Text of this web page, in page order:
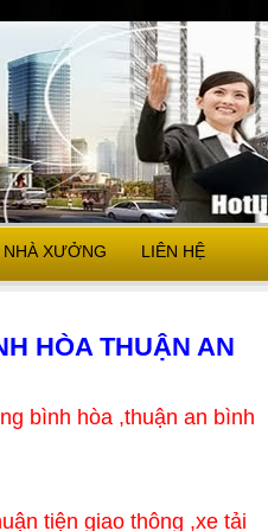
XƯỞNG LIÊN HỆ
HÒA THUẬN AN
bình hòa ,thuận an bình
tiện giao thông ,xe tải